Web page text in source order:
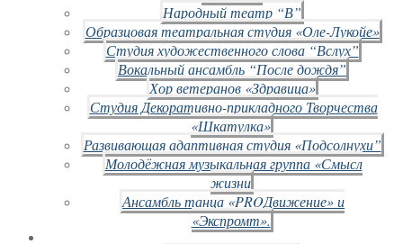
Народный театр “В”
Образцовая театральная студия «Оле-Лукойе»
Студия художественного слова “Вслух”
Вокальный ансамбль “После дождя”
Хор ветеранов «Здравица»
Студия Декоративно-прикладного Творчества
«Шкатулка»
Развивающая адаптивная студия «Подсолнухи”
Молодёжная музыкальная группа «Смысл
жизни
Ансамбль танца «PROДвижение» и
«Экспромт».